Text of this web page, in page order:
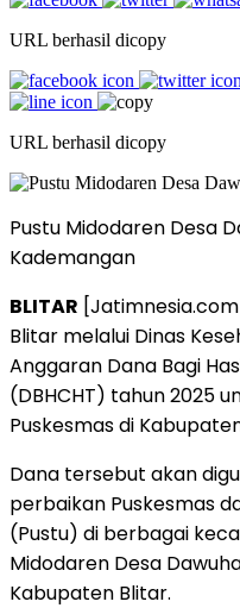
URL berhasil dicopy
URL berhasil dicopy
Pustu Midodaren Desa
Kademangan
BLITAR
Blitar melalui Dinas
Anggaran Dana Bagi
(DBHCHT) tahun 2025
Puskesmas di
Dana tersebut akan
perbaikan Puskesmas
(Pustu) di berbagai
Midodaren Desa
Kabupaten Blitar.